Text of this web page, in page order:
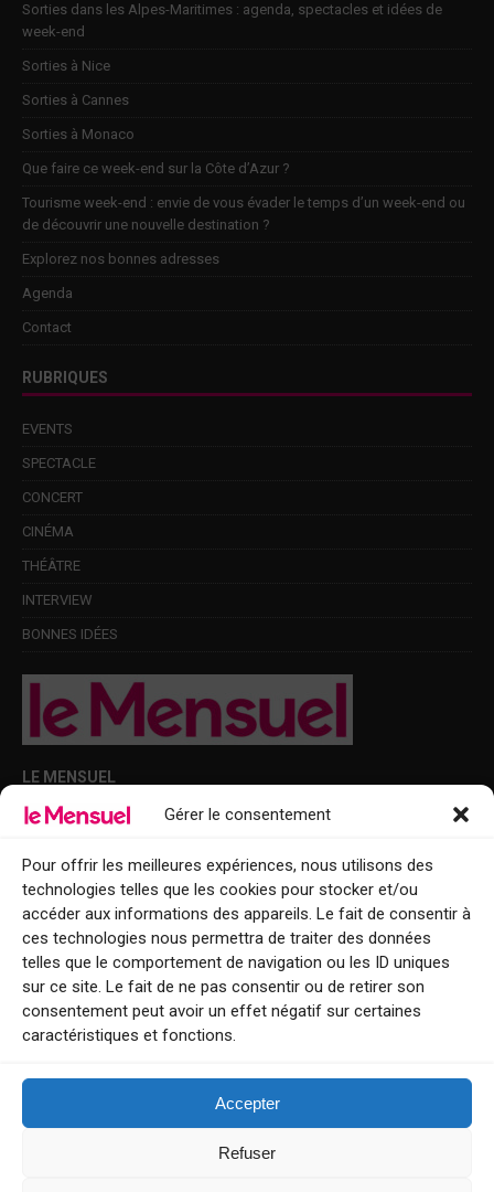
Gérer le consentement
Pour offrir les meilleures expériences, nous utilisons des
technologies telles que les cookies pour stocker et/ou
accéder aux informations des appareils. Le fait de consentir à
ces technologies nous permettra de traiter des données
telles que le comportement de navigation ou les ID uniques
sur ce site. Le fait de ne pas consentir ou de retirer son
consentement peut avoir un effet négatif sur certaines
caractéristiques et fonctions.
Accepter
Refuser
Sorties dans les Alpes-Maritimes : agenda, spectacles et idées de
week-end
Sorties à Nice
Sorties à Cannes
Sorties à Monaco
Que faire ce week-end sur la Côte d’Azur ?
Tourisme week-end : envie de vous évader le temps d’un week-end ou
de découvrir une nouvelle destination ?
Explorez nos bonnes adresses
Agenda
Contact
RUBRIQUES
EVENTS
SPECTACLE
CONCERT
CINÉMA
THÉÂTRE
INTERVIEW
BONNES IDÉES
LE MENSUEL
Points de diffusion Var et Alpes-Maritimes : oû trouver Le Mensuel ?
Le Mensuel en PDF : consultez le magazine en ligne
Qui sommes-nous ?
BFM Top Sorties
EVENT
Tourisme week-end : envie de vous évader le temps d’un week-end ou
Explorez nos bonnes adresses
Contact